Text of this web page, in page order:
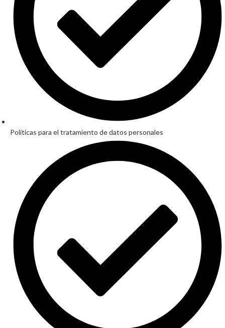
Políticas para el tratamiento de datos personales